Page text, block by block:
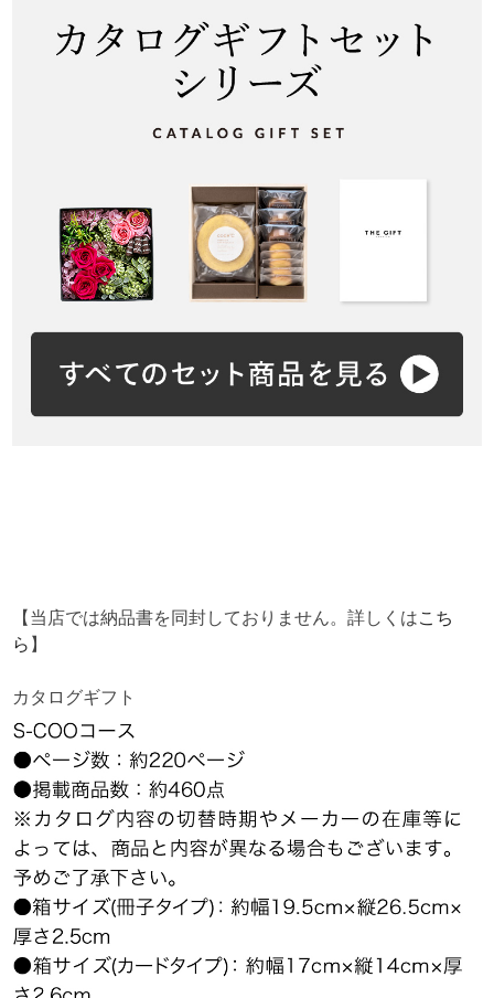
【当店では納品書を同封しておりません。詳しくはこち
ら 】
カタログギフト